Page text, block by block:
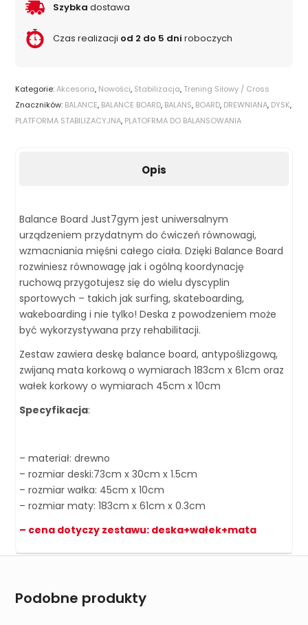
Szybka dostawa
Czas realizacji od 2 do 5 dni roboczych
Kategorie:Akcesoria, Nowości, Stabilizacja, Trening Siłowy / Cross
Znaczników: BALANCE, BALANCE BOARD, BALANS, BOARD, DREWNIANA, DYSK,
PLATFORMA STABILIZACYJNA, PLATOFRMA DO BALANSOWANIA
Opis
Balance Board Just7gym jest uniwersalnym
urządzeniem przydatnym do ćwiczeń równowagi,
wzmacniania mięśni całego ciała. Dzięki Balance Board
rozwiniesz równowagę jak i ogólną koordynację
ruchową przygotujesz się do wielu dyscyplin
sportowych – takich jak surfing, skateboarding,
wakeboarding i nie tylko! Deska z powodzeniem może
być wykorzystywana przy rehabilitacji.
Zestaw zawiera deskę balance board, antypoślizgową,
zwijaną mata korkową o wymiarach 183cm x 61cm oraz
wałek korkowy o wymiarach 45cm x 10cm
Specyfikacja:
– materiał: drewno
– rozmiar deski:73cm x 30cm x 1.5cm
– rozmiar wałka: 45cm x 10cm
– rozmiar maty: 183cm x 61cm x 0.3cm
– cena dotyczy zestawu: deska+wałek+mata
Podobne produkty